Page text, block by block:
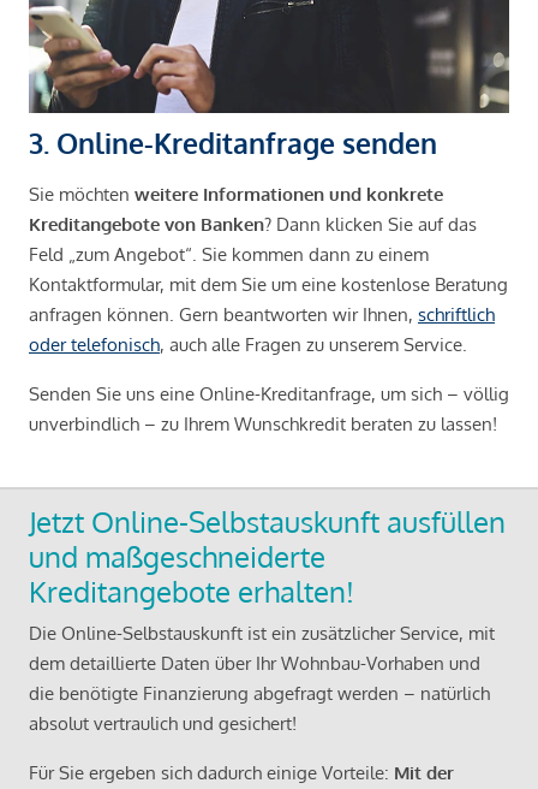
3. Online-Kreditanfrage senden
Sie möchten weitere Informationen und konkrete
Kreditangebote von Banken? Dann klicken Sie auf das
Feld „zum Angebot“. Sie kommen dann zu einem
Kontaktformular, mit dem Sie um eine kostenlose Beratung
anfragen können. Gern beantworten wir Ihnen, schriftlich
oder telefonisch, auch alle Fragen zu unserem Service.
Senden Sie uns eine Online-Kreditanfrage, um sich – völlig
unverbindlich – zu Ihrem Wunschkredit beraten zu lassen!
Jetzt Online-Selbstauskunft ausfüllen
und maßgeschneiderte
Kreditangebote erhalten!
Die Online-Selbstauskunft ist ein zusätzlicher Service, mit
dem detaillierte Daten über Ihr Wohnbau-Vorhaben und
die benötigte Finanzierung abgefragt werden – natürlich
absolut vertraulich und gesichert!
Für Sie ergeben sich dadurch einige Vorteile: Mit der